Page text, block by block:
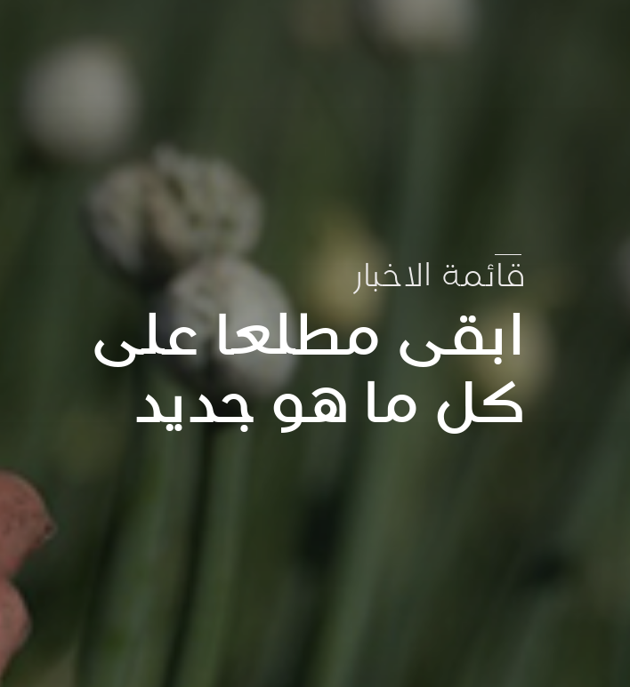
قائمة الاخبار
ابقى مطلعا على
كل ما هو جديد